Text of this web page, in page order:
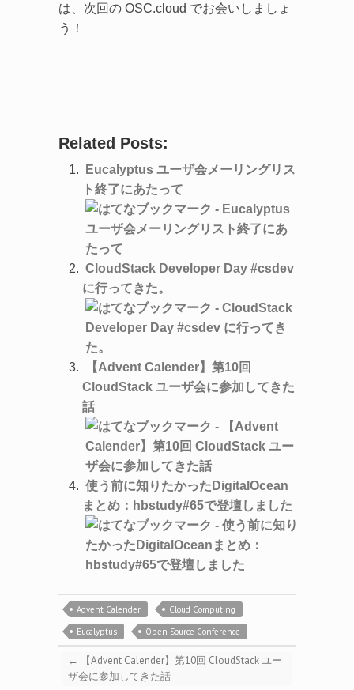
は、次回の OSC.cloud でお会いしましょ
う！
Related Posts:
Eucalyptus ユーザ会メーリングリス
ト終了にあたって
CloudStack Developer Day #csdev
に行ってきた。
【Advent Calender】第10回
CloudStack ユーザ会に参加してきた
話
使う前に知りたかったDigitalOcean
まとめ：hbstudy#65で登壇しました
Advent Calender
Cloud Computing
Eucalyptus
Open Source Conference
←
【Advent Calender】第10回 CloudStack ユー
ザ会に参加してきた話